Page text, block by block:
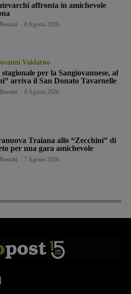
affronta in amichevole
8 Agosto 2026
Valdarno
per la Sangiovannese, al
arriva il San Donato Tavarnelle
8 Agosto 2026
Traiana allo “Zecchini” di
per una gara amichevole
7 Agosto 2026